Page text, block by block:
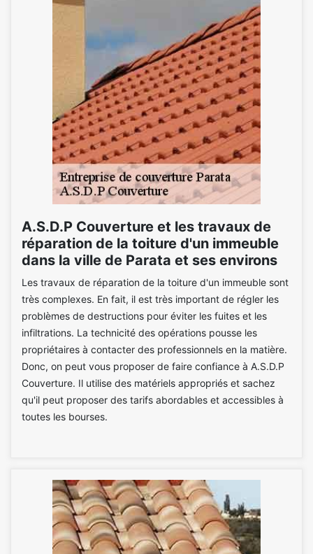
A.S.D.P Couverture et les travaux de
réparation de la toiture d'un immeuble
dans la ville de Parata et ses environs
Les travaux de réparation de la toiture d'un immeuble sont
très complexes. En fait, il est très important de régler les
problèmes de destructions pour éviter les fuites et les
infiltrations. La technicité des opérations pousse les
propriétaires à contacter des professionnels en la matière.
Donc, on peut vous proposer de faire confiance à A.S.D.P
Couverture. Il utilise des matériels appropriés et sachez
qu'il peut proposer des tarifs abordables et accessibles à
toutes les bourses.